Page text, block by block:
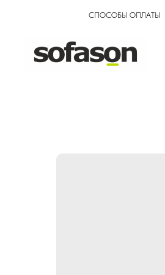
СПОСОБЫ ОПЛАТЫ